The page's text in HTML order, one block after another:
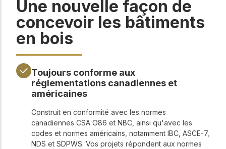
Une nouvelle façon de
concevoir les bâtiments
en bois
Toujours conforme aux
réglementations canadiennes et
américaines
Construit en conformité avec les normes
canadiennes CSA O86 et NBC, ainsi qu'avec les
codes et normes américains, notamment IBC, ASCE-7,
NDS et SDPWS. Vos projets répondent aux normes